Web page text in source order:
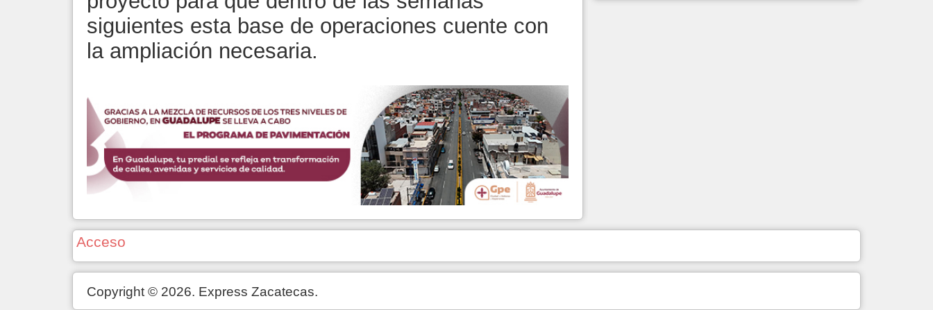
siguientes esta base de operaciones cuente con
la ampliación necesaria.
Acceso
Copyright © 2026. Express Zacatecas.